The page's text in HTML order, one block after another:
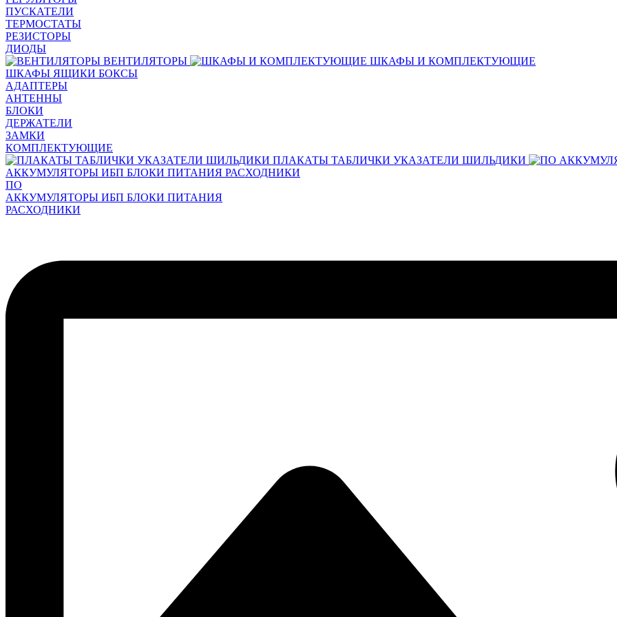
ПУСКАТЕЛИ
ТЕРМОСТАТЫ
РЕЗИСТОРЫ
ДИОДЫ
ВЕНТИЛЯТОРЫ
ШКАФЫ И КОМПЛЕКТУЮЩИЕ
ШКАФЫ ЯЩИКИ БОКСЫ
АДАПТЕРЫ
АНТЕННЫ
БЛОКИ
ДЕРЖАТЕЛИ
ЗАМКИ
КОМПЛЕКТУЮЩИЕ
ПЛАКАТЫ ТАБЛИЧКИ УКАЗАТЕЛИ ШИЛЬДИКИ
АККУМУЛЯТОРЫ ИБП БЛОКИ ПИТАНИЯ РАСХОДНИКИ
ПО
АККУМУЛЯТОРЫ ИБП БЛОКИ ПИТАНИЯ
РАСХОДНИКИ